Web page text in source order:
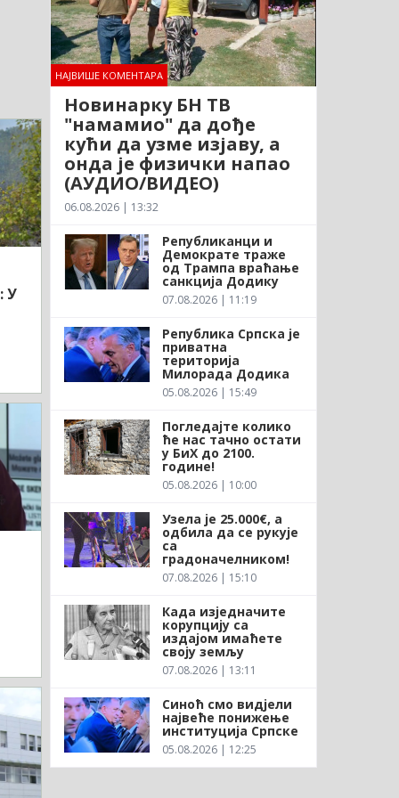
У
НАЈВИШЕ КОМЕНТАРА
Новинарку БН ТВ
"намамио" да дође
кући да узме изјаву, а
онда је физички напао
(АУДИО/ВИДЕО)
06.08.2026 | 13:32
Републиканци и
Демократе траже
од Трампа враћање
санкција Додику
07.08.2026 | 11:19
Република Српска је
приватна
територија
Милорада Додика
05.08.2026 | 15:49
Погледајте колико
ће нас тачно остати
у БиХ до 2100.
године!
05.08.2026 | 10:00
Узела је 25.000€, а
одбила да се рукује
са
градоначелником!
07.08.2026 | 15:10
Када изједначите
корупцију са
издајом имаћете
своју земљу
07.08.2026 | 13:11
Синоћ смо видјели
највеће понижење
институција Српске
05.08.2026 | 12:25